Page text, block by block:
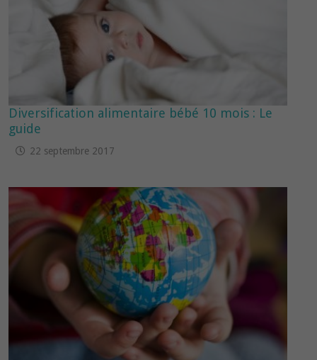
Diversification alimentaire bébé 10 mois : Le
guide
22 septembre 2017